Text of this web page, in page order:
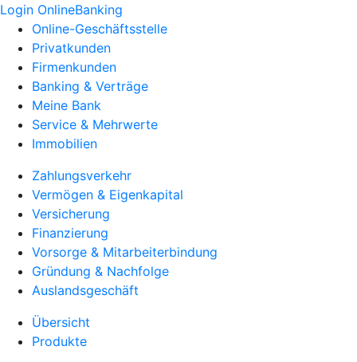
Login OnlineBanking
Online-Geschäftsstelle
Privatkunden
Firmenkunden
Banking & Verträge
Meine Bank
Service & Mehrwerte
Immobilien
Zahlungsverkehr
Vermögen & Eigenkapital
Versicherung
Finanzierung
Vorsorge & Mitarbeiterbindung
Gründung & Nachfolge
Auslandsgeschäft
Übersicht
Produkte